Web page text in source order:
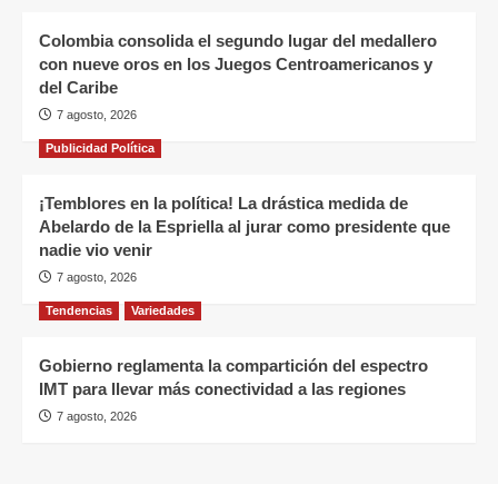
Colombia consolida el segundo lugar del medallero
con nueve oros en los Juegos Centroamericanos y
del Caribe
7 agosto, 2026
Publicidad Política
¡Temblores en la política! La drástica medida de
Abelardo de la Espriella al jurar como presidente que
nadie vio venir
7 agosto, 2026
Tendencias Variedades
Gobierno reglamenta la compartición del espectro
IMT para llevar más conectividad a las regiones
7 agosto, 2026